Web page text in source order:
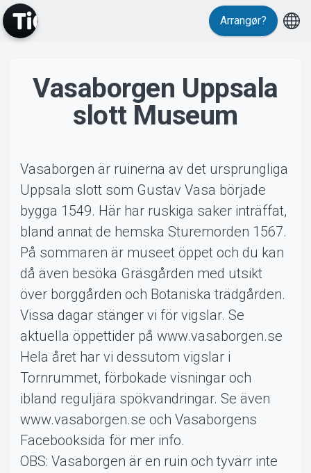
Events
MyTickster
Arrangør?
Vasaborgen Uppsala
slott Museum
Vasaborgen är ruinerna av det ursprungliga
Uppsala slott som Gustav Vasa började
bygga 1549. Här har ruskiga saker inträffat,
bland annat de hemska Sturemorden 1567.
På sommaren är museet öppet och du kan
då även besöka Gräsgården med utsikt
över borggården och Botaniska trädgården.
Vissa dagar stänger vi för vigslar. Se
aktuella öppettider på www.vasaborgen.se
Hela året har vi dessutom vigslar i
Tornrummet, förbokade visningar och
ibland reguljära spökvandringar. Se även
www.vasaborgen.se och Vasaborgens
Facebooksida för mer info.
OBS: Vasaborgen är en ruin och tyvärr inte